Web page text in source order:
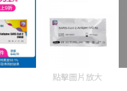
點擊圖片放大